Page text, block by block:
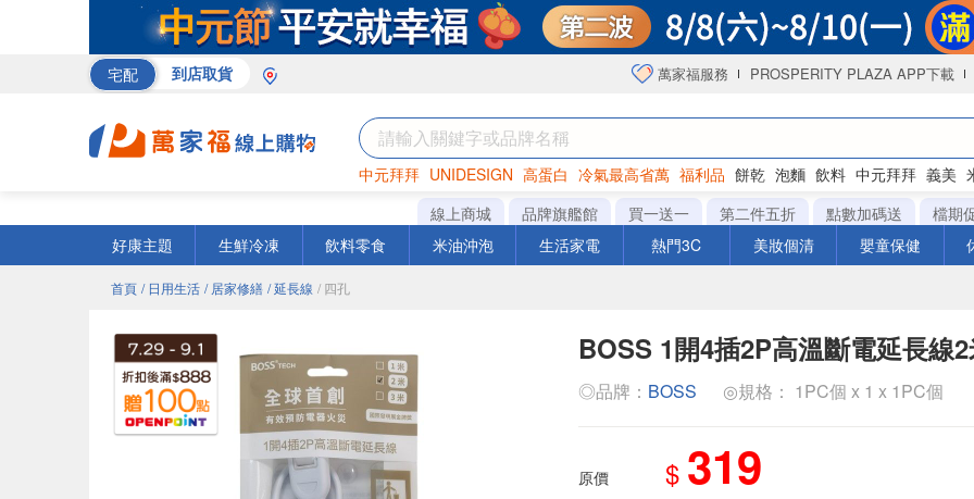
宅配 到店取貨 萬家福服務 PROSPERITY PLAZA APP下載
中元拜拜 UNIDESIGN 高蛋白 冷氣最高省萬 福利品 餅乾 泡麵 飲料 中元拜拜 義美
線上商城
品牌旗艦館 買一送一 第二件五折 點數加碼送
檔期
好康主題
生鮮冷凍 飲料零食 米油沖泡 生活家電 熱門3C 美妝個清 嬰童保健
首頁 / 日用生活 / 居家修繕 / 延長線 / 四孔
BOSS 1開4插2P高溫斷電延長線
◎品牌： BOSS ◎規格： 1PC個 x 1 x 1PC個
原價 $ 319